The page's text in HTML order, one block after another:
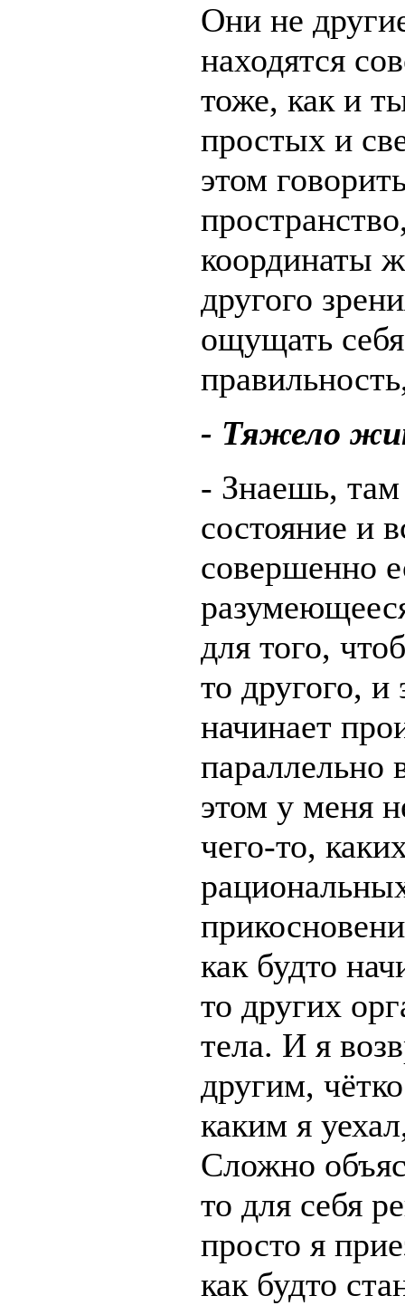
Они не
находятся
тоже, как и
простых и
этом
координаты
другого
ощущать
- Тяжело
- Знаешь, там
состояние и
совершенно
для того,
то другого, и
начинает
параллельно
этом у меня
чего-то,
как будто
то других
тела. И я
другим,
каким я
Сложно
то для себя
просто я
как будто